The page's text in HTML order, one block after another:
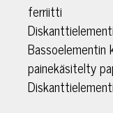
ferriitti
Bassoelementin
painekäsitelty